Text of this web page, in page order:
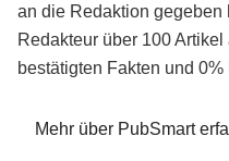
an die Redaktion gegeben
Redakteur über 100
bestätigten Fakten und
Mehr über PubSmart